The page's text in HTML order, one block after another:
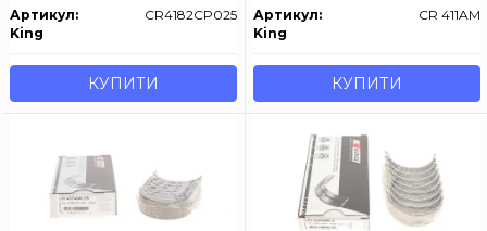
Артикул:
CR4182CP025
King
КУПИТИ
Артикул:
CR 411AM
King
КУПИТИ